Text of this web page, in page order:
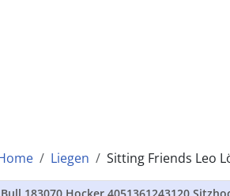
Liegen Sitting Friends Leo